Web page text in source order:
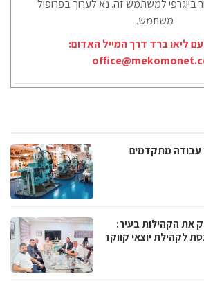
ביוגרפי למשתמש זה. נא לערוך בפרופיל
משתמש.
ליאו ברד דרך המייל האדום:
עבודה מתקדמים
את הקהילות בעיר:
לקהילת יוצאי קווקז